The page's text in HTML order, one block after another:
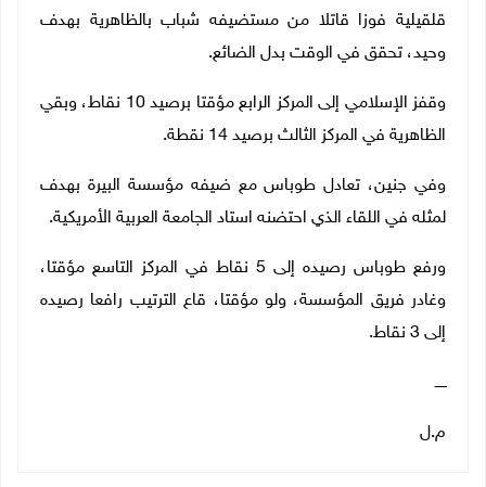
قلقيلية فوزا قاتلا من مستضيفه شباب بالظاهرية بهدف
وحيد، تحقق في الوقت بدل الضائع.
وقفز الإسلامي إلى المركز الرابع مؤقتا برصيد 10 نقاط، وبقي
الظاهرية في المركز الثالث برصيد 14 نقطة.
وفي جنين، تعادل طوباس مع ضيفه مؤسسة البيرة بهدف
لمثله في اللقاء الذي احتضنه استاد الجامعة العربية الأمريكية.
ورفع طوباس رصيده إلى 5 نقاط في المركز التاسع مؤقتا،
وغادر فريق المؤسسة، ولو مؤقتا، قاع الترتيب رافعا رصيده
إلى 3 نقاط.
ـــــ
م.ل